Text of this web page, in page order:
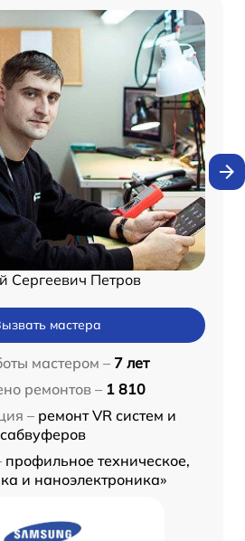
Сергеевич Петров
мастера
мастером – 7 лет
ремонтов – 1 810
– ремонт VR систем и
сабвуферов
профильное техническое,
и наноэлектроника»